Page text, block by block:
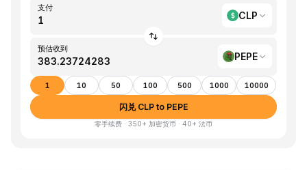
支付
CLP
预估收到
PEPE
1 10 50 100 500 1000 10000
闪兑 CLP to PEPE
零手续费 · 350+ 加密货币 · 40+ 法币